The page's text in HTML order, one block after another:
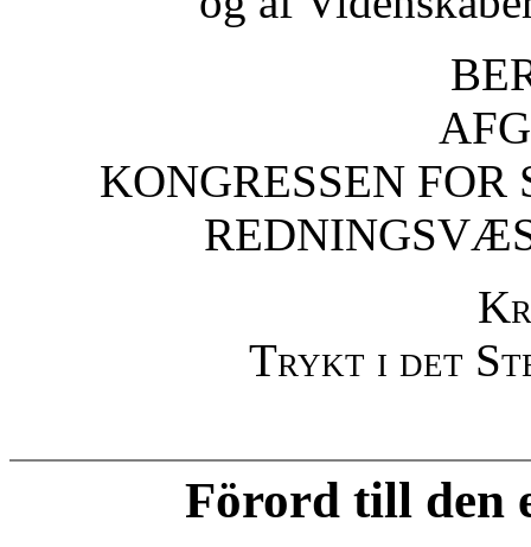
KONGRESSEN
Trykt i det
Förord till den